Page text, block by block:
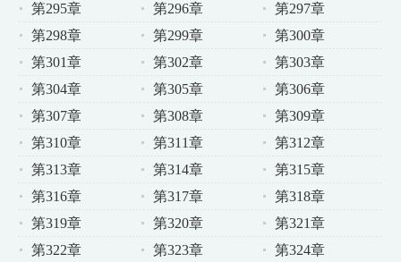
第295章
第296章
第297章
第298章
第299章
第300章
第301章
第302章
第303章
第304章
第305章
第306章
第307章
第308章
第309章
第310章
第311章
第312章
第313章
第314章
第315章
第316章
第317章
第318章
第319章
第320章
第321章
第322章
第323章
第324章